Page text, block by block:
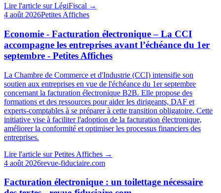
Lire l'article surLégiFiscal →
4 août 2026Petites Affiches
Economie - Facturation électronique – La CCI
accompagne les entreprises avant l’échéance du 1er
septembre - Petites Affiches
La Chambre de Commerce et d'Industrie (CCI) intensifie son
soutien aux entreprises en vue de l'échéance du 1er septembre
concernant la facturation électronique B2B. Elle propose des
formations et des ressources pour aider les dirigeants, DAF et
experts-comptables à se préparer à cette transition obligatoire. Cette
initiative vise à faciliter l'adoption de la facturation électronique,
améliorer la conformité et optimiser les processus financiers des
entreprises.
Lire l'article surPetites Affiches →
4 août 2026revue-fiduciaire.com
Facturation électronique : un toilettage nécessaire